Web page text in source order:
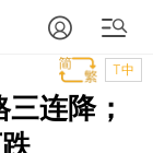
T中
连降；